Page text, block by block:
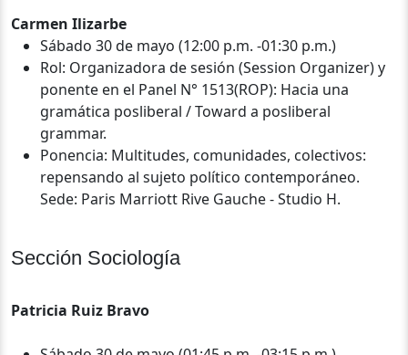
Carmen Ilizarbe
Sábado 30 de mayo (12:00 p.m. -01:30 p.m.)
Rol: Organizadora de sesión (Session Organizer) y
ponente en el Panel N° 1513(ROP): Hacia una
gramática posliberal / Toward a posliberal
grammar.
Ponencia: Multitudes, comunidades, colectivos:
repensando al sujeto político contemporáneo.
Sede: Paris Marriott Rive Gauche - Studio H.
‍Sección Sociología
Patricia Ruiz Bravo